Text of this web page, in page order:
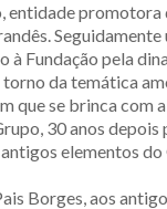
entidade
Seguidamente
Fundação pela
da temática
que se brinca com
30 anos depois
elementos
Borges, aos